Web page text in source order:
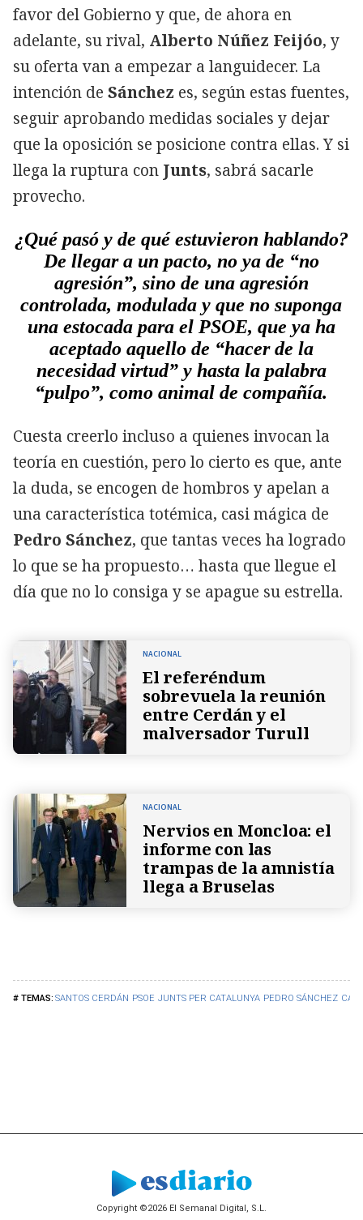
SANTOS CERDÁN PSOE JUNTS PER CATALUNYA PEDRO SÁNCHEZ
favor del Gobierno y que, de ahora en
adelante, su rival, Alberto Núñez Feijóo, y
su oferta van a empezar a languidecer. La
intención de Sánchez es, según estas fuentes,
seguir aprobando medidas sociales y dejar
que la oposición se posicione contra ellas. Y si
llega la ruptura con Junts, sabrá sacarle
provecho.
¿Qué pasó y de qué estuvieron hablando?
De llegar a un pacto, no ya de “no
agresión”, sino de una agresión
controlada, modulada y que no suponga
una estocada para el PSOE, que ya ha
aceptado aquello de “hacer de la
necesidad virtud” y hasta la palabra
“pulpo”, como animal de compañía.
Cuesta creerlo incluso a quienes invocan la
teoría en cuestión, pero lo cierto es que, ante
la duda, se encogen de hombros y apelan a
una característica totémica, casi mágica de
Pedro Sánchez, que tantas veces ha logrado
lo que se ha propuesto… hasta que llegue el
día que no lo consiga y se apague su estrella.
NACIONAL
El referéndum
sobrevuela la reunión
entre Cerdán y el
malversador Turull
NACIONAL
Nervios en Moncloa: el
informe con las
trampas de la amnistía
llega a Bruselas
Copyright ©2026 El Semanal Digital, S.L.